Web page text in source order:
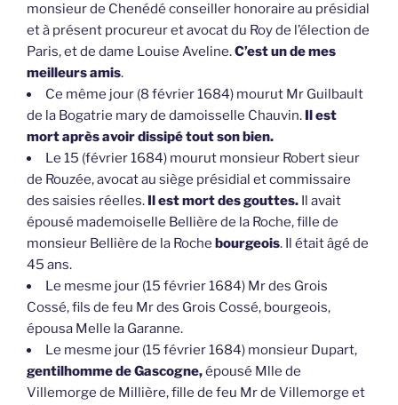
monsieur de Chenédé conseiller honoraire au présidial
et à présent procureur et avocat du Roy de l’élection de
Paris, et de dame Louise Aveline.C’est un de mes
meilleurs amis.
Ce même jour (8 février 1684) mourut Mr Guilbault
de la Bogatrie mary de damoisselle Chauvin. Il est
mort après avoir dissipé tout son bien.
Le 15 (février 1684) mourut monsieur Robert sieur
de Rouzée, avocat au siège présidial et commissaire
des saisies réelles. Il est mort des gouttes. Il avait
épousé mademoiselle Bellière de la Roche, fille de
monsieur Bellière de la Roche bourgeois. Il était âgé de
45 ans.
Le mesme jour (15 février 1684) Mr des Grois
Cossé, fils de feu Mr des Grois Cossé, bourgeois,
épousa Melle la Garanne.
Le mesme jour (15 février 1684) monsieur Dupart,
gentilhomme de Gascogne,épousé Mlle de
Villemorge de Millière, fille de feu Mr de Villemorge et